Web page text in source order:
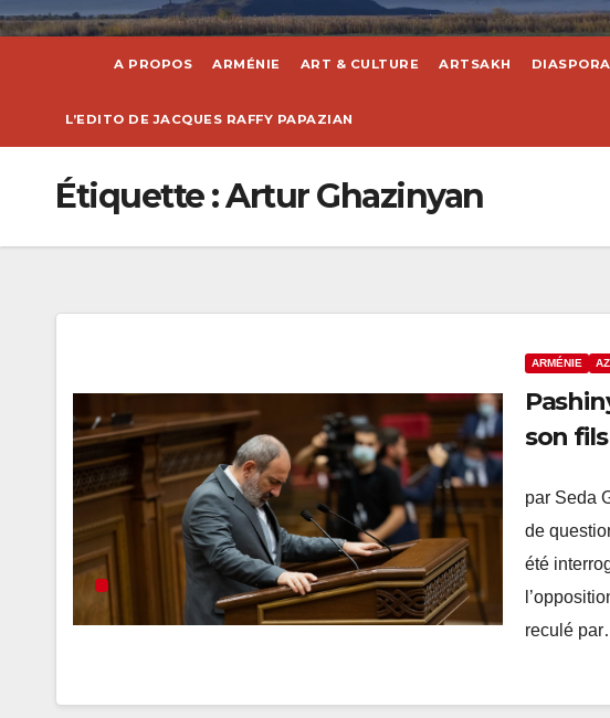
A PROPOS ARMÉNIE ART & CULTURE ARTSAKH DIASPORA
L’EDITO DE JACQUES RAFFY PAPAZIAN
Étiquette :Artur Ghazinyan
ARMÉNIE
son
par Seda
de
été
reculé